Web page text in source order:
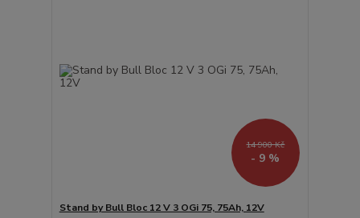
14 900 Kč
- 9 %
Stand by Bull Bloc 12 V 3 OGi 75, 75Ah, 12V